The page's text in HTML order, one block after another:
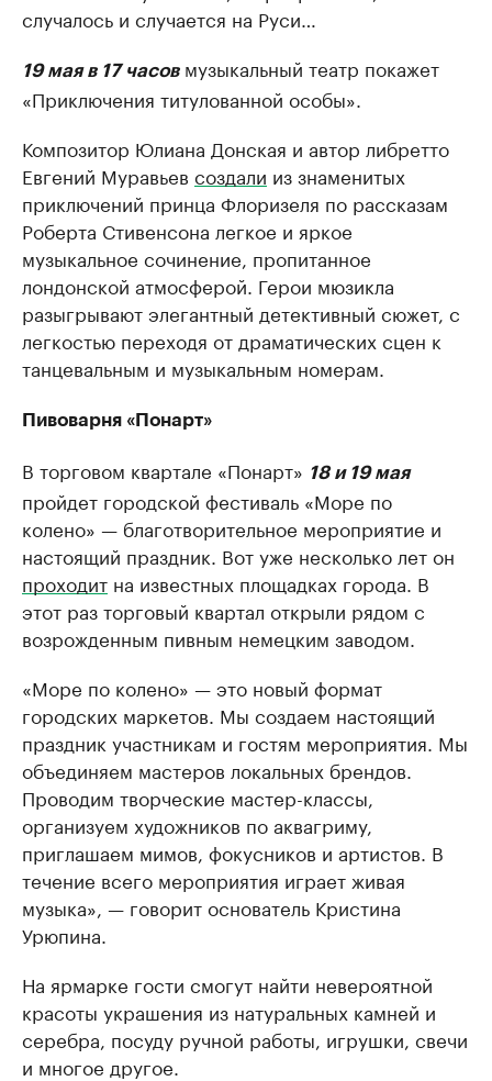
случалось и случается на Руси…
19 мая в 17 часовмузыкальный театр покажет
«Приключения титулованной особы».
Композитор Юлиана Донская и автор либретто
Евгений Муравьев создали из знаменитых
приключений принца Флоризеля по рассказам
Роберта Стивенсона легкое и яркое
музыкальное сочинение, пропитанное
лондонской атмосферой. Герои мюзикла
разыгрывают элегантный детективный сюжет, с
легкостью переходя от драматических сцен к
танцевальным и музыкальным номерам.
Пивоварня «Понарт»
В торговом квартале «Понарт» 18 и 19 мая
пройдет городской фестиваль «Море по
колено» — благотворительное мероприятие и
настоящий праздник. Вот уже несколько лет он
проходит на известных площадках города. В
этот раз торговый квартал открыли рядом с
возрожденным пивным немецким заводом.
«Море по колено» — это новый формат
городских маркетов. Мы создаем настоящий
праздник участникам и гостям мероприятия. Мы
объединяем мастеров локальных брендов.
Проводим творческие мастер-классы,
организуем художников по аквагриму,
приглашаем мимов, фокусников и артистов. В
течение всего мероприятия играет живая
музыка», — говорит основатель Кристина
Урюпина.
На ярмарке гости смогут найти невероятной
красоты украшения из натуральных камней и
серебра, посуду ручной работы, игрушки, свечи
и многое другое.